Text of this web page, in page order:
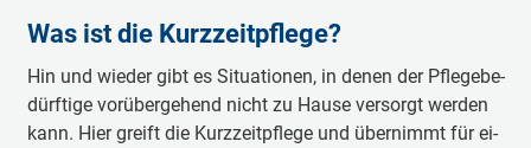
Was ist die Kurzzeitpflege?
Hin und wie­der gibt es Si­tu­a­tio­nen, in de­nen der Pfle­ge­be­
dürf­tige vor­ü­ber­ge­hend nicht zu Hau­se ver­sorgt wer­den
kann. Hier greift die Kurz­zeit­pfle­ge und über­nimmt für ei­